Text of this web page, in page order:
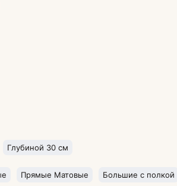
Глубиной 30 см
Прямые Матовые Большие с полкой